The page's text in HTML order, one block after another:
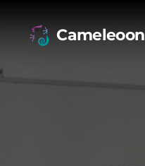
Cameleoon